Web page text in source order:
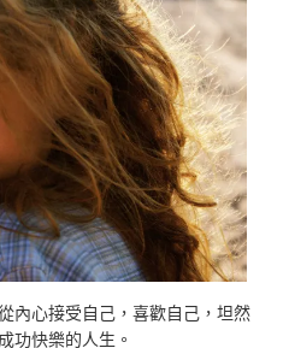
內心接受自己，喜歡自己，坦然
功快樂的人生。